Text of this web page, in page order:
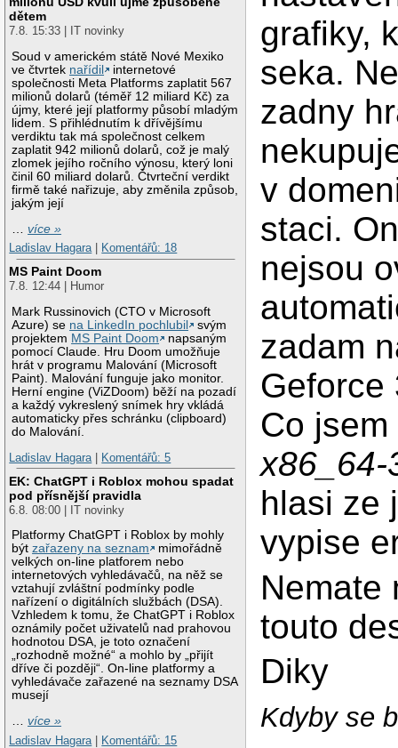
dětem
7.8. 15:33 | IT novinky
Soud v americkém státě Nové Mexiko
ve čtvrtek nařídil
internetové
společnosti Meta Platforms zaplatit 567
milionů dolarů (téměř 12 miliard Kč) za
újmy, které její platformy působí mladým
lidem. S přihlédnutím k dřívějšímu
verdiktu tak má společnost celkem
zaplatit 942 milionů dolarů, což je malý
zlomek jejího ročního výnosu, který loni
činil 60 miliard dolarů. Čtvrteční verdikt
firmě také nařizuje, aby změnila způsob,
jakým její
…více »
Ladislav Hagara| Komentářů: 18
MS Paint Doom
7.8. 12:44 | Humor
Mark Russinovich (CTO v Microsoft
Azure) se na LinkedIn pochlubil
svým
projektem MS Paint Doom
napsaným
pomocí Claude. Hru Doom umožňuje
hrát v programu Malování (Microsoft
Paint). Malování funguje jako monitor.
Herní engine (ViZDoom) běží na pozadí
a každý vykreslený snímek hry vkládá
automaticky přes schránku (clipboard)
do Malování.
Ladislav Hagara| Komentářů: 5
EK: ChatGPT i Roblox mohou spadat
pod přísnější pravidla
6.8. 08:00 | IT novinky
Platformy ChatGPT i Roblox by mohly
býtzařazeny na seznam
mimořádně
velkých on-line platforem nebo
internetových vyhledávačů, na něž se
vztahují zvláštní podmínky podle
nařízení o digitálních službách (DSA).
Vzhledem k tomu, že ChatGPT i Roblox
oznámily počet uživatelů nad prahovou
hodnotou DSA, je toto označení
„rozhodně možné“ a mohlo by „přijít
dříve či později“. On-line platformy a
vyhledávače zařazené na seznamy DSA
musejí
…více »
Ladislav Hagara | Komentářů: 15
grafiky,
seka.
zadny
v
staci.
nejsou
zadam
Geforce
Co
x86_64-
hlasi ze
vypise
Nemate
touto
Diky
Kdyby se